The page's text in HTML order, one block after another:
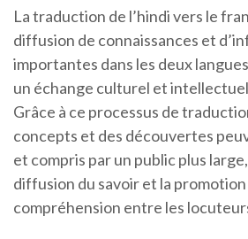
La traduction de l’hindi vers le
diffusion de connaissances et
importantes dans les deux
un échange culturel et
Grâce à ce processus de
concepts et des découvertes
et compris par un public plus
diffusion du savoir et la promotion
compréhension entre les